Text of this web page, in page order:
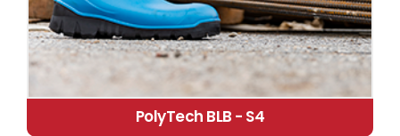
PolyTech BLB - S4